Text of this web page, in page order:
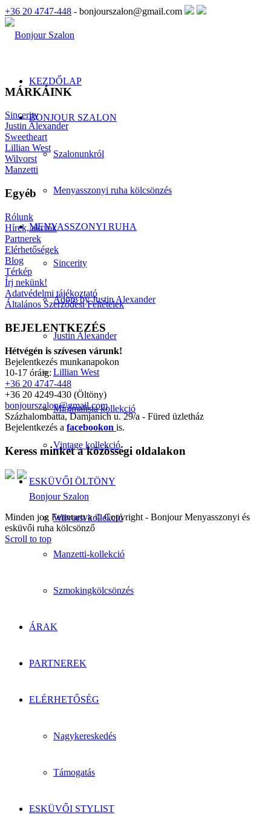
+36 20 4747-448 - bonjourszalon@gmail.com
KEZDŐLAP
BONJOUR SZALON
Szalonunkról
Menyasszonyi ruha kölcsönzés
MENYASSZONYI RUHA
Sincerity
Adore by Justin Alexander
Justin Alexander
Lillian West
Minimalista kollekció
Vintage kollekció
ESKÜVŐI ÖLTÖNY
Wilvorst kollekció
Manzetti-kollekció
Szmokingkölcsönzés
ÁRAK
PARTNEREK
ELÉRHETŐSÉG
Nagykereskedés
Támogatás
ESKÜVŐI STYLIST
MÁRKÁINK
Sincerity
Justin Alexander
Sweetheart
Lillian West
Wilvorst
Manzetti
Egyéb
Rólunk
Hírek, akciók
Partnerek
Elérhetőségek
Blog
Térkép
Írj nekünk!
Adatvédelmi tájékoztató
Általános Szerződési Feltételek
BEJELENTKEZÉS
Hétvégén is szívesen várunk!
Bejelentkezés munkanapokon
10-17 óráig:
+36 20 4747-448
+36 20 4249-430 (Öltöny)
bonjourszalon@gmail.com
Százhalombatta, Damjanich u. 29/a - Füred üzletház
Bejelentkezés a facebookon is.
Keress minket a közösségi oldalakon
Bonjour Szalon
Minden jog Fenntartva © Copyright - Bonjour Menyasszonyi és
esküvői ruha kölcsönző
Scroll to top